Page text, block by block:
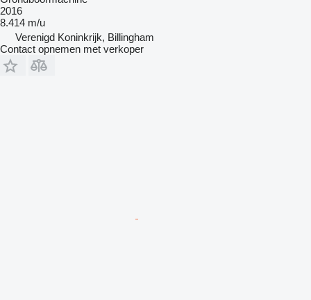
2016
8.414 m/u
Verenigd Koninkrijk, Billingham
Contact opnemen met verkoper